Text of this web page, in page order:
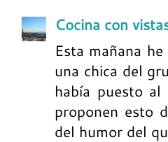
Cocina con
Esta mañana
una chica del
había puesto
proponen esto
del humor del